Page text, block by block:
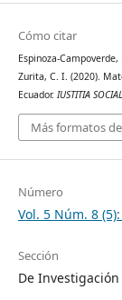
Cómo citar
Espinoza-
Zurita, C. I. (2020).
Ecuador. IUSTITIA
Más formatos
Número
Vol. 5 Núm. 8
Sección
De Investigación